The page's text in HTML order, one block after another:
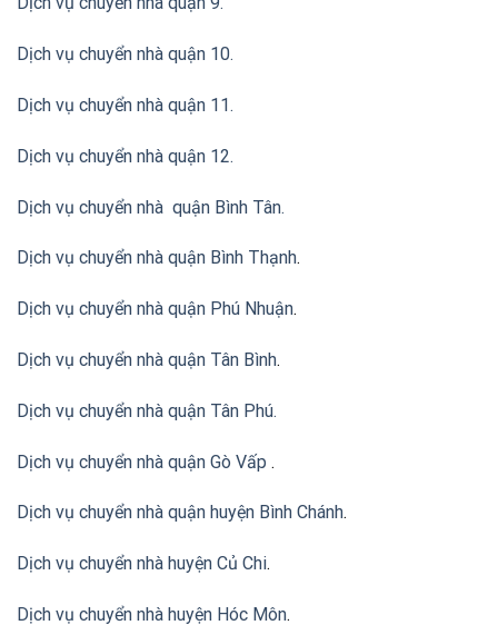
Dịch vụ chuyển nhà quận 10.
Dịch vụ chuyển nhà quận 11.
Dịch vụ chuyển nhà quận 12.
Dịch vụ chuyển nhà quận Bình Tân.
Dịch vụ chuyển nhà quận Bình Thạnh.
Dịch vụ chuyển nhà quận Phú Nhuận.
Dịch vụ chuyển nhà quận Tân Bình.
Dịch vụ chuyển nhà quận Tân Phú.
Dịch vụ chuyển nhà quận Gò Vấp .
Dịch vụ chuyển nhà quận huyện Bình Chánh.
Dịch vụ chuyển nhà huyện Củ Chi.
Dịch vụ chuyển nhà huyện Hóc Môn.